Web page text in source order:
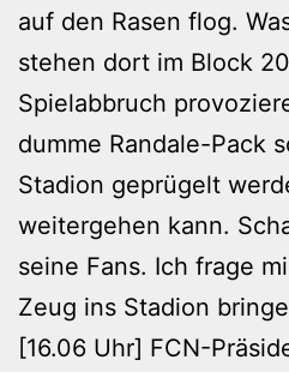
auf den Rasen flog.
stehen dort im Block
Spielabbruch
dumme Randale-Pack
Stadion geprügelt
weitergehen kann.
seine Fans. Ich frage
Zeug ins Stadion
[16.06 Uhr] FCN-